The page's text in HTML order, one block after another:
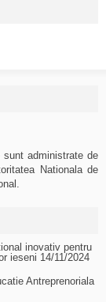
administrate de
Nationala de
inovativ pentru
ieseni 14/11/2024
Antreprenoriala